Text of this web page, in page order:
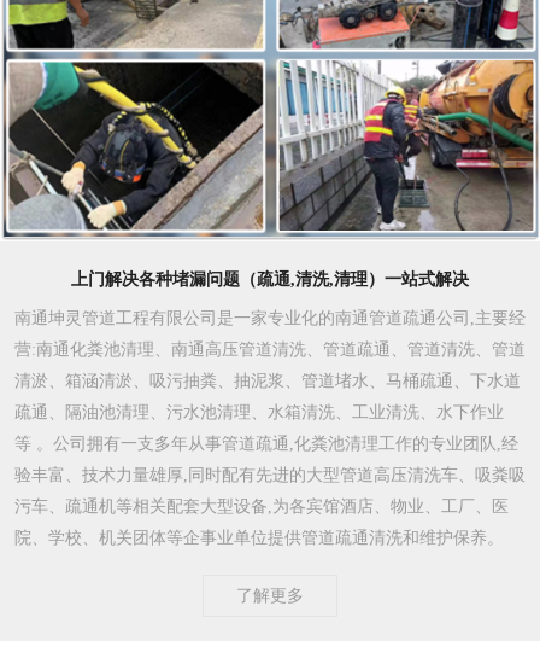
上门解决各种堵漏问题（疏通,清洗,清理）一站式解决
南通坤灵管道工程有限公司是一家专业化的南通管道疏通公司,主要经
营:南通化粪池清理、南通高压管道清洗、管道疏通、管道清洗、管道
清淤、箱涵清淤、吸污抽粪、抽泥浆、管道堵水、马桶疏通、下水道
疏通、隔油池清理、污水池清理、水箱清洗、工业清洗、水下作业
等 。公司拥有一支多年从事管道疏通,化粪池清理工作的专业团队,经
验丰富、技术力量雄厚,同时配有先进的大型管道高压清洗车、吸粪吸
污车、疏通机等相关配套大型设备,为各宾馆酒店、物业、工厂、医
院、学校、机关团体等企事业单位提供管道疏通清洗和维护保养。
了解更多